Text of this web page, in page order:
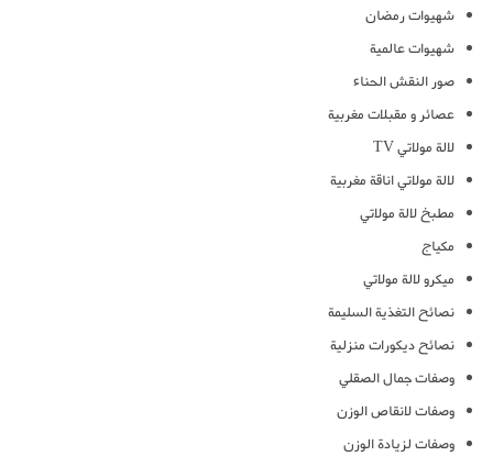
شهيوات رمضان
شهيوات عالمية
صور النقش الحناء
عصائر و مقبلات مغربية
لالة مولاتي TV
لالة مولاتي اناقة مغربية
مطبخ لالة مولاتي
مكياج
ميكرو لالة مولاتي
نصائح التغذية السليمة
نصائح ديكورات منزلية
وصفات جمال الصقلي
وصفات لانقاص الوزن
وصفات لزيادة الوزن